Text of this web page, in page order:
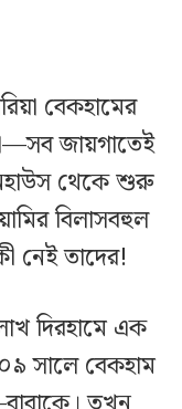
বেকহামের
জায়গাতেই
থেকে শুরু
বিলাসবহুল
নেই তাদের!
দিরহামে এক
সালে বেকহাম